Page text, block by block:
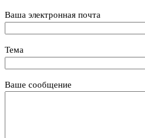
Ваша электронная почта
Тема
Ваше сообщение